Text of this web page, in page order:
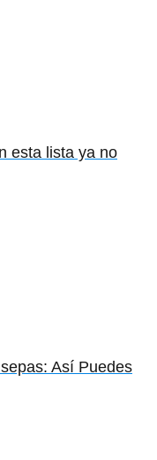
esta lista ya no
Así Puedes